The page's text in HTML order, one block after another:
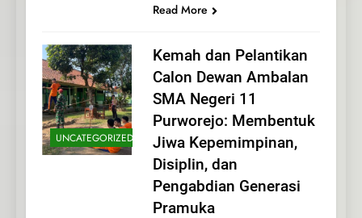
Read More
UNCATEGORIZED
Kemah dan Pelantikan
Calon Dewan Ambalan
SMA Negeri 11
Purworejo: Membentuk
Jiwa Kepemimpinan,
Disiplin, dan
Pengabdian Generasi
Pramuka